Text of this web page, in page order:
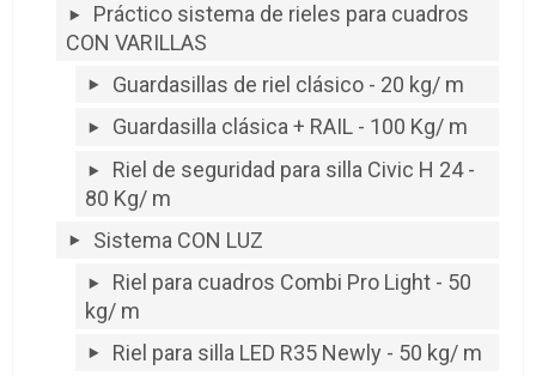
Práctico sistema de rieles para cuadros
CON VARILLAS
Guardasillas de riel clásico - 20 kg/ m
Guardasilla clásica + RAIL - 100 Kg/ m
Riel de seguridad para silla Civic H 24 -
80 Kg/ m
Sistema CON LUZ
Riel para cuadros Combi Pro Light - 50
kg/ m
Riel para silla LED R35 Newly - 50 kg/ m